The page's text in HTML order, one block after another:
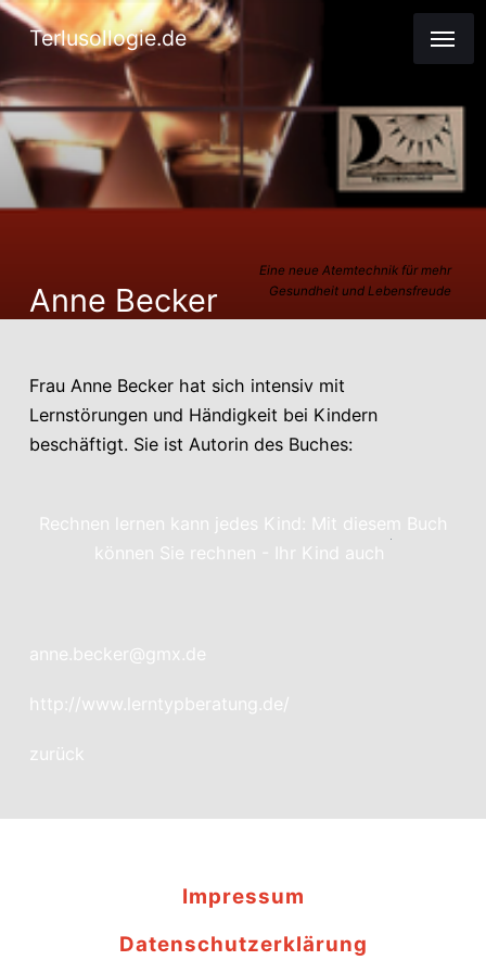
Terlusollogie.de
Eine neue Atemtechnik für mehr
Gesundheit und Lebensfreude
Anne Becker
Frau Anne Becker hat sich intensiv mit
Lernstörungen und Händigkeit bei Kindern
beschäftigt. Sie ist Autorin des Buches:
Rechnen lernen kann jedes Kind: Mit diesem Buch
können Sie rechnen - Ihr Kind auch
anne.becker@gmx.de
http://www.lerntypberatung.de/
zurück
Impressum
Datenschutzerklärung